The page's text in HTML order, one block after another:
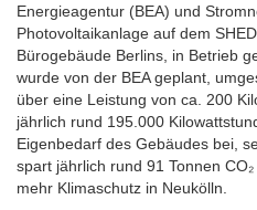
Energieagentur (BEA) und
Photovoltaikanlage auf dem
Bürogebäude Berlins, in Betrieb
wurde von der BEA geplant,
über eine Leistung von ca. 200
jährlich rund 195.000
Eigenbedarf des Gebäudes bei,
spart jährlich rund 91 Tonnen
mehr Klimaschutz in Neukölln.